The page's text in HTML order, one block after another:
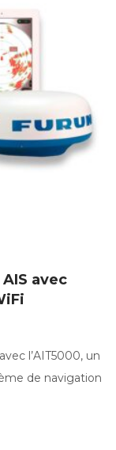
avec
l’AIT5000, un
de navigation